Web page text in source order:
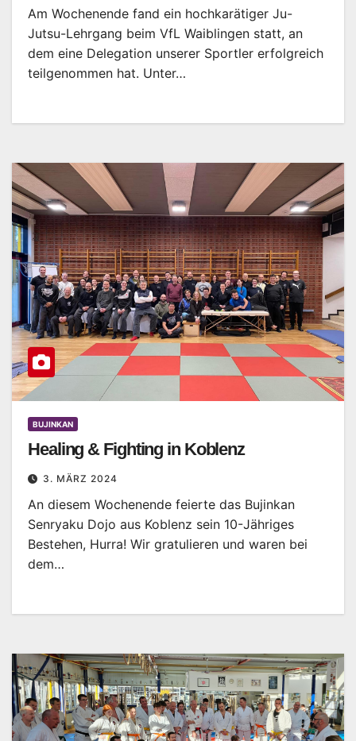
Am Wochenende fand ein hochkarätiger Ju-
Jutsu-Lehrgang beim VfL Waiblingen statt, an
dem eine Delegation unserer Sportler erfolgreich
teilgenommen hat. Unter…
BUJINKAN
Healing & Fighting in Koblenz
3. MÄRZ 2024
An diesem Wochenende feierte das Bujinkan
Senryaku Dojo aus Koblenz sein 10-Jähriges
Bestehen, Hurra! Wir gratulieren und waren bei
dem…